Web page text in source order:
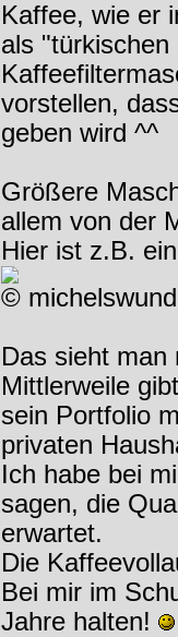
Kaffee, wie er
als
vorstellen,
geben wird ^^
Größere
allem von der
Hier ist z.B.
©
Das sieht man
Mittlerweile
sein Portfolio
privaten
Ich habe bei
sagen, die
erwartet.
Die
Bei mir im
Jahre halten!